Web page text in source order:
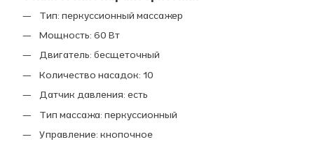
Тип: перкуссионный массажер
Мощность: 60 Вт
Двигатель: бесщеточный
Количество насадок: 10
Датчик давления: есть
Тип массажа: перкуссионный
Управление: кнопочное